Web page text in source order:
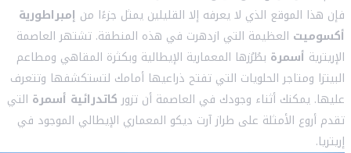
فإن هذا الموقع الذي لا يعرفه إلا القليلين يمثل جزءًا من إمبراطورية
أكسوميت العظيمة التي ازدهرت في هذه المنطقة. تشتهر العاصمة
الإريترية أسمرة بطُرُزها المعمارية الإيطالية وبكثرة المقاهي ومطاعم
البيتزا ومتاجر الحلويات التي تفتح ذراعيها أمامك لتستكشفها وتتعرف
عليها. يمكنك أثناء وجودك في العاصمة أن تزوركاتدرائية أسمرة التي
تقدم أروع الأمثلة على طراز آرت ديكو المعماري الإيطالي الموجود في
إريتريا.